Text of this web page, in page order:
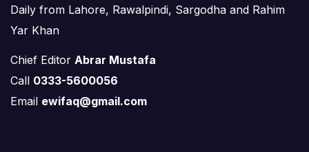
Daily from Lahore, Rawalpindi, Sargodha and Rahim
Yar Khan
Chief Editor Abrar Mustafa
Call 0333-5600056
Email ewifaq@gmail.com